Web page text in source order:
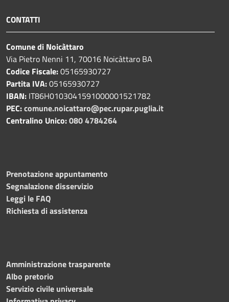
CONTATTI
Comune di Noicàttaro
Via Pietro Nenni 11, 70016 Noicàttaro BA
Codice Fiscale:05165930727
Partita IVA:05165930727
IBAN: IT86H0103041591000001521782
PEC:comune.noicattaro@pec.rupar.puglia.it
Centralino Unico:080 4784264
Prenotazione appuntamento
Segnalazione disservizio
Leggi le FAQ
Richiesta di assistenza
Amministrazione trasparente
Albo pretorio
Servizio civile universale